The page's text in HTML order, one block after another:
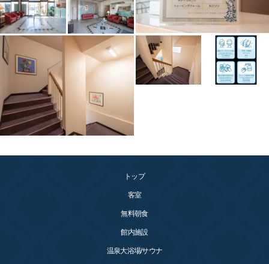
トップ
客室
無料朝食
館内施設
温泉大浴場/サウナ